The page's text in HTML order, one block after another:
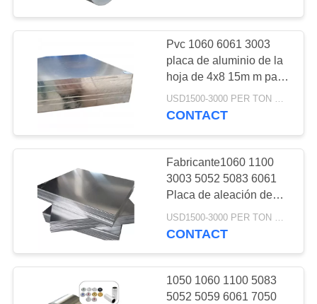
POR
LA
FÁBRICA
CONTROL
DE
CALIDAD
CONTACTA
CON
NOSOTROS
SOLICITAR
Placa de aluminio
de la hoja
105
Rollo de aluminio de
la bobina
95
Pvc 1060 6061 3003
placa de aluminio de la
hoja de 4x8 15m m para
la instrucción
USD1500-3000 PER TON MOQ:1Ton
CONTACT
Fabricante1060 1100
3003 5052 5083 6061
Placa de aleación de
aluminio
CONTACT
1050 1060 1100 5083
5052 5059 6061 7050